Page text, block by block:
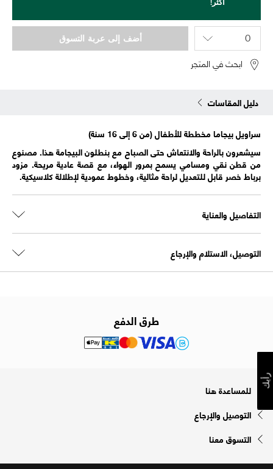
أضف إلى عربة التسوق
ابحث في المتجر
دليل المقاسات
سراويل بيجاما مخططة للأطفال (من 6 إلى 16 سنة)
سيشعرون بالراحة والانتعاش حتى الصباح مع بنطلون البيجامة هذا. مصنوع
من قطن نقي ومسامي يسمح بمرور الهواء، مع قصة عادية مريحة. مزود
برباط خصر قابل للتعديل لراحة مثالية، وخطوط عمودية لإطلالة كلاسيكية.
التفاصيل والعناية
التوصيل، الاستلام والإرجاع
طرق الدفع
للمساعدة هنا
التوصيل والإرجاع
التسوق معنا
رأيك